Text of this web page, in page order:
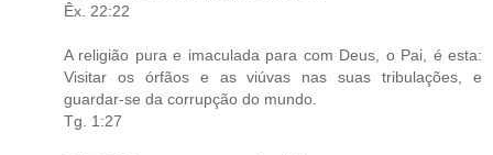
Êx. 22:22
A religião pura e imaculada para com Deus, o Pai, é esta:
Visitar os órfãos e as viúvas nas suas tribulações, e
guardar-se da corrupção do mundo.
Tg. 1:27